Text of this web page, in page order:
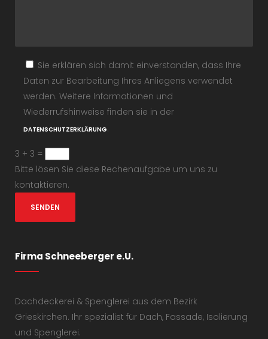
Sie erklären sich damit einverstanden, dass Ihre
Daten zur Bearbeitung Ihres Anliegens verwendet
werden. Weitere Informationen und
Wiederrufshinweise finden sie in der
DATENSCHUTZERKLÄRUNG.
3 + 3 =
Bitte lösen Sie diese Rechenaufgabe um uns zu
kontaktieren.
Firma Schneeberger e.U.
Dachdeckerei & Spenglerei aus dem Bezirk
Grieskirchen. Ihr spezialist für Dach, Fassade, Isolierung
und Spenglerei.